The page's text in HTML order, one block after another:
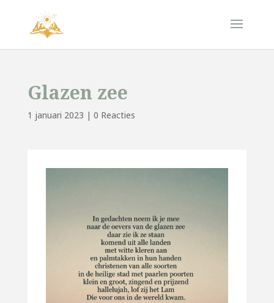
Glazen zee
1 januari 2023 | 0 Reacties